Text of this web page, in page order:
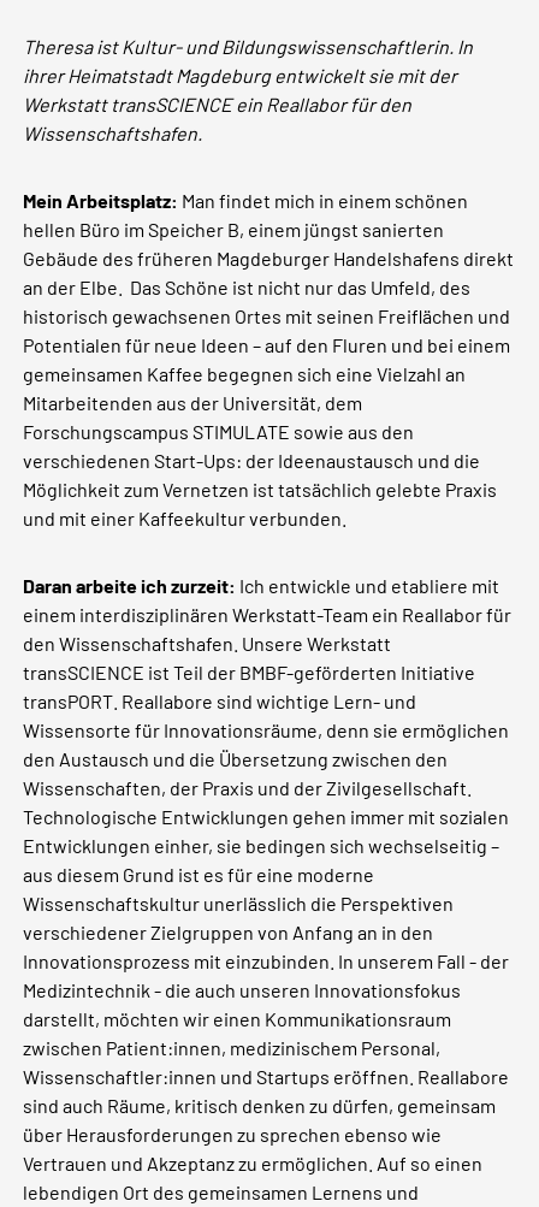
Theresa ist Kultur- und Bildungswissenschaftlerin. In
ihrer Heimatstadt Magdeburg entwickelt sie mit der
Werkstatt transSCIENCE ein Reallabor für den
Wissenschaftshafen.
Mein Arbeitsplatz: Man findet mich in einem schönen
hellen Büro im Speicher B, einem jüngst sanierten
Gebäude des früheren Magdeburger Handelshafens direkt
an der Elbe. Das Schöne ist nicht nur das Umfeld, des
historisch gewachsenen Ortes mit seinen Freiflächen und
Potentialen für neue Ideen – auf den Fluren und bei einem
gemeinsamen Kaffee begegnen sich eine Vielzahl an
Mitarbeitenden aus der Universität, dem
Forschungscampus STIMULATE sowie aus den
verschiedenen Start-Ups: der Ideenaustausch und die
Möglichkeit zum Vernetzen ist tatsächlich gelebte Praxis
und mit einer Kaffeekultur verbunden.
Daran arbeite ich zurzeit: Ich entwickle und etabliere mit
einem interdisziplinären Werkstatt-Team ein Reallabor für
den Wissenschaftshafen. Unsere Werkstatt
transSCIENCE ist Teil der BMBF-geförderten Initiative
transPORT. Reallabore sind wichtige Lern- und
Wissensorte für Innovationsräume, denn sie ermöglichen
den Austausch und die Übersetzung zwischen den
Wissenschaften, der Praxis und der Zivilgesellschaft.
Technologische Entwicklungen gehen immer mit sozialen
Entwicklungen einher, sie bedingen sich wechselseitig –
aus diesem Grund ist es für eine moderne
Wissenschaftskultur unerlässlich die Perspektiven
verschiedener Zielgruppen von Anfang an in den
Innovationsprozess mit einzubinden. In unserem Fall - der
Medizintechnik - die auch unseren Innovationsfokus
darstellt, möchten wir einen Kommunikationsraum
zwischen Patient:innen, medizinischem Personal,
Wissenschaftler:innen und Startups eröffnen. Reallabore
sind auch Räume, kritisch denken zu dürfen, gemeinsam
über Herausforderungen zu sprechen ebenso wie
Vertrauen und Akzeptanz zu ermöglichen. Auf so einen
lebendigen Ort des gemeinsamen Lernens und